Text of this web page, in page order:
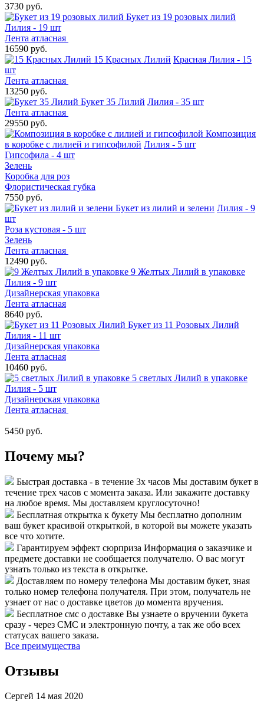
3730 руб.
Букет из 19 розовых лилий
Лилия - 19 шт
Лента атласная
16590 руб.
15 Красных Лилий Красная Лилия - 15
шт
Лента атласная
13250 руб.
Букет 35 Лилий Лилия - 35 шт
Лента атласная
29550 руб.
Композиция
в коробке с лилией и гипсофилой Лилия - 5 шт
Гипсофила - 4 шт
Зелень
Коробка для роз
Флористическая губка
7550 руб.
Букет из лилий и зелени Лилия - 9
шт
Роза кустовая - 5 шт
Зелень
Лента атласная
12490 руб.
9 Желтых Лилий в упаковке
Лилия - 9 шт
Дизайнерская упаковка
Лента атласная
8640 руб.
Букет из 11 Розовых Лилий
Лилия - 11 шт
Дизайнерская упаковка
Лента атласная
10460 руб.
5 светлых Лилий в упаковке
Лилия - 5 шт
Дизайнерская упаковка
Лента атласная
5450 руб.
Почему мы?
Быстрая доставка - в течение 3х часов Мы доставим букет в
течение трех часов с момента заказа. Или закажите доставку
на любое время. Мы доставляем круглосуточно!
Бесплатная открытка к букету Мы бесплатно дополним
ваш букет красивой открыткой, в которой вы можете указать
все что хотите.
Гарантируем эффект сюрприза Информация о заказчике и
предмете доставки не сообщается получателю. О вас могут
узнать только из текста в открытке.
Доставляем по номеру телефона Мы доставим букет, зная
только номер телефона получателя. При этом, получатель не
узнает от нас о доставке цветов до момента вручения.
Бесплатное смс о доставке Вы узнаете о вручении букета
сразу - через СМС и электронную почту, а так же обо всех
статусах вашего заказа.
Все преимущества
Отзывы
Сергей 14 мая 2020